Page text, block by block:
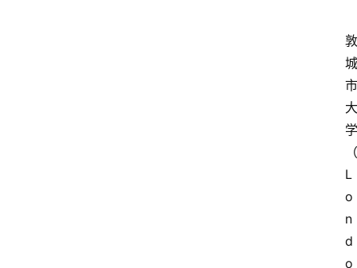
敦
城
市
大
学
（
L
o
n
d
o